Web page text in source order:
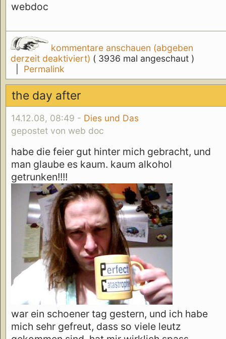
webdoc
kommentare anschauen (abgeben
derzeit deaktiviert) ( 3936 mal angeschaut )
Permalink
the day after
14.12.08, 08:49 - Dies und Das
gepostet von web doc
habe die feier gut hinter mich gebracht, und
man glaube es kaum. kaum alkohol
getrunken!!!!
war ein schoener tag gestern, und ich habe
mich sehr gefreut, dass so viele leutz